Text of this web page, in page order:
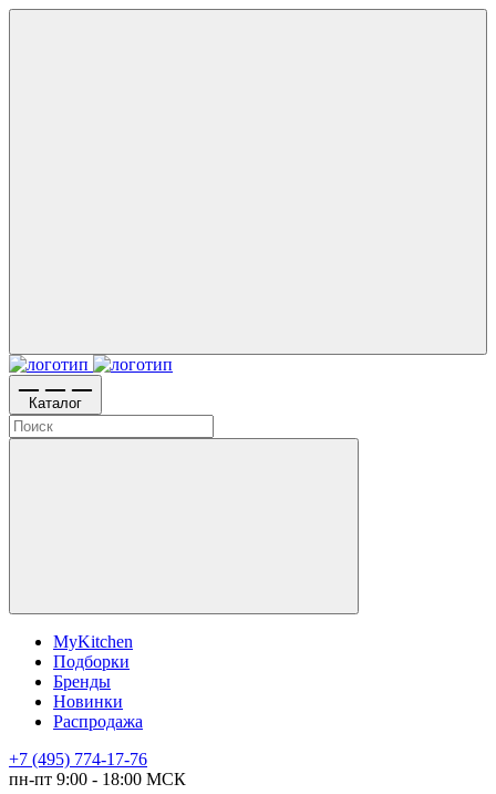
Каталог
MyKitchen
Подборки
Бренды
Новинки
Распродажа
+7 (495) 774-17-76
пн-пт 9:00 - 18:00 МСК